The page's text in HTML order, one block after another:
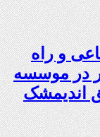
و راه
در موسسه
اندیمشک